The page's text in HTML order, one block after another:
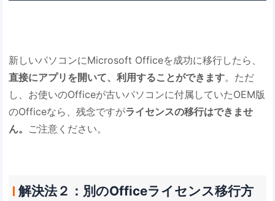
新しいパソコンにMicrosoft Officeを成功に移行したら、
直接にアプリを開いて、利用することができます。ただ
し、お使いのOfficeが古いパソコンに付属していたOEM版
のOfficeなら、残念ですがライセンスの移行はできませ
ん。 ご注意ください。
解決法２：別のOfficeライセンス移行方